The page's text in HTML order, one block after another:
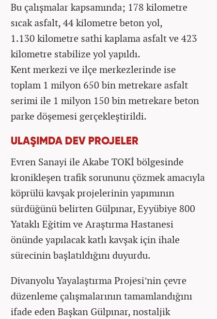
Bu çalışmalar kapsamında; 178 kilometre
sıcak asfalt, 44 kilometre beton yol,
1.130 kilometre sathi kaplama asfalt ve 423
kilometre stabilize yol yapıldı.
Kent merkezi ve ilçe merkezlerinde ise
toplam 1 milyon 650 bin metrekare asfalt
serimi ile 1 milyon 150 bin metrekare beton
parke döşemesi gerçekleştirildi.
ULAŞIMDA DEV PROJELER
Evren Sanayi ile Akabe TOKİ bölgesinde
kronikleşen trafik sorununu çözmek amacıyla
köprülü kavşak projelerinin yapımının
sürdüğünü belirten Gülpınar, Eyyübiye 800
Yataklı Eğitim ve Araştırma Hastanesi
önünde yapılacak katlı kavşak için ihale
sürecinin başlatıldığını duyurdu.
Divanyolu Yayalaştırma Projesi’nin çevre
düzenleme çalışmalarının tamamlandığını
ifade eden Başkan Gülpınar, nostaljik